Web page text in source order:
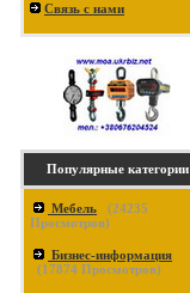
Связь с нами
Популярные категории
Мебель (24235
Просмотров)
Бизнес-информация
(17874 Просмотров)